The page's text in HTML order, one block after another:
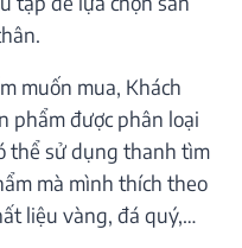
muốn mua, Khách
phẩm được phân loại
thể sử dụng thanh tìm
mà mình thích theo
liệu vàng, đá quý,…